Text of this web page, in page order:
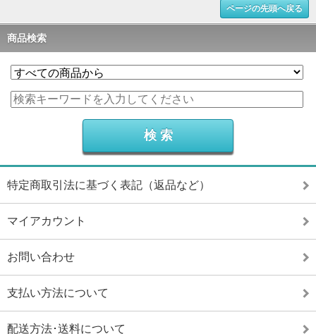
ページの先頭へ戻る
商品検索
特定商取引法に基づく表記（返品など）
マイアカウント
お問い合わせ
支払い方法について
配送方法･送料について